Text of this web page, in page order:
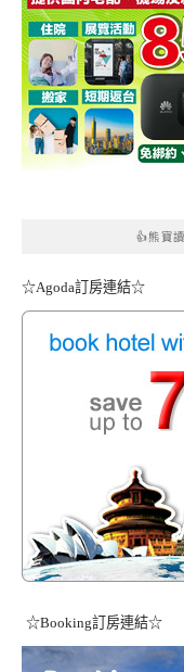
👍熊寶
☆Agoda訂房連結☆
☆Booking訂房連結☆